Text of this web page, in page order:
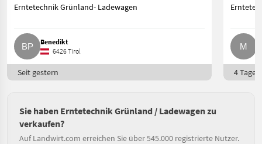
Erntetechnik Grünland- Ladewagen
Benedikt
6426 Tirol
Seit gestern 4 Tage
Sie haben Erntetechnik Grünland / Ladewagen zu
verkaufen?
Auf Landwirt.com erreichen Sie über 545.000 registrierte Nutzer.